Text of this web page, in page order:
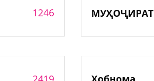
1246 МУҲОҶИРАТ